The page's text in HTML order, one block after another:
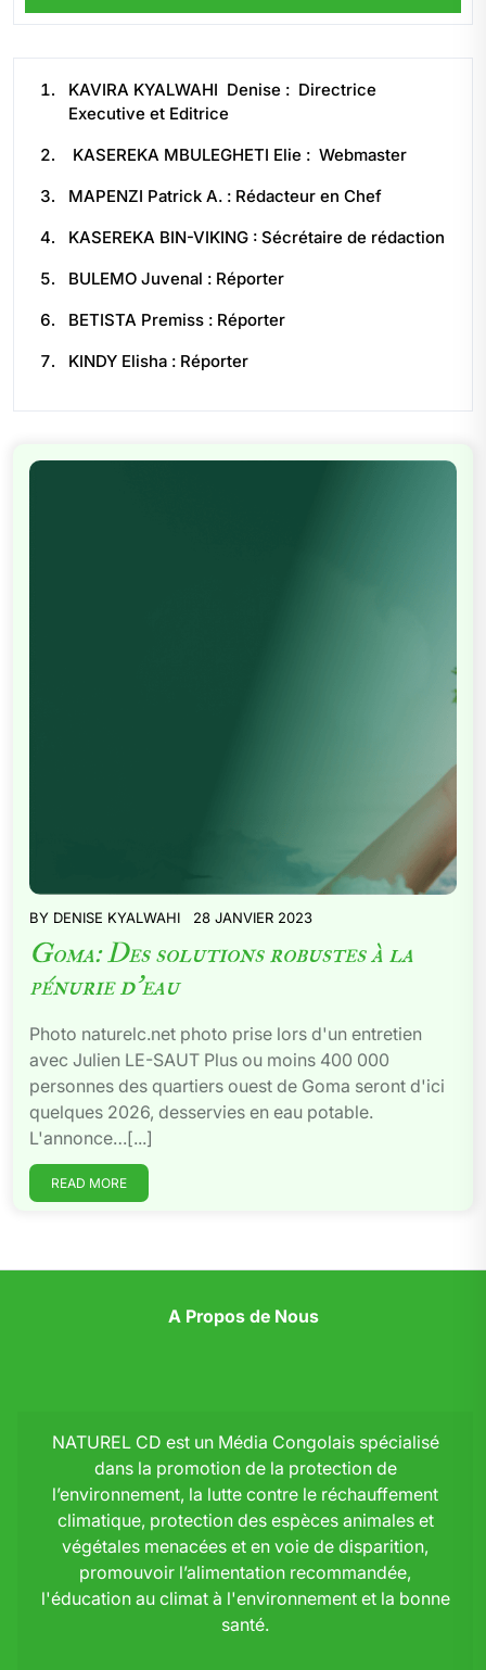
KAVIRA KYALWAHI Denise : Directrice
Executive et Editrice
KASEREKA MBULEGHETI Elie : Webmaster
MAPENZI Patrick A. : Rédacteur en Chef
KASEREKA BIN-VIKING : Sécrétaire de rédaction
BULEMO Juvenal : Réporter
BETISTA Premiss : Réporter
KINDY Elisha : Réporter
BY DENISE KYALWAHI 28 JANVIER 2023
Goma: Des solutions robustes à la
pénurie d’eau
Photo naturelc.net photo prise lors d'un entretien
avec Julien LE-SAUT Plus ou moins 400 000
personnes des quartiers ouest de Goma seront d'ici
quelques 2026, desservies en eau potable.
L'annonce…[...]
READ MORE
A Propos de Nous
NATUREL CD est un Média Congolais spécialisé
dans la promotion de la protection de
l’environnement, la lutte contre le réchauffement
climatique, protection des espèces animales et
végétales menacées et en voie de disparition,
promouvoir l’alimentation recommandée,
l'éducation au climat à l'environnement et la bonne
santé.